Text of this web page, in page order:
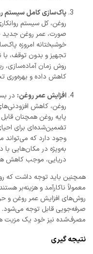
پاک‌سازی کامل سیستم
روغن، کل سیستم
صورت، عمر روغن جدید
خوشبختانه امروزه
تجهیز و بدون توقف، با
روش زمان آماده‌سازی،
کاهش داده و بهره‌وری
افزایش عمر روغن: در
پایه روغن همچنان
تضمین‌شده‌ای برای
وجود دارد که
به‌ویژه در مکان‌هایی با
دریایی، موجب کاهش
همچنین باید توجه داشت که
معمولاً ناکارآمد و هزینه‌بر
صرفه‌جویی قابل توجه می‌شود.
مصرف‌شده نیز خود یک مزیت
نتیجه گیری